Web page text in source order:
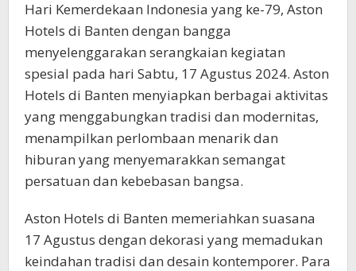
Hari Kemerdekaan Indonesia yang ke-79, Aston
Hotels di Banten dengan bangga
menyelenggarakan serangkaian kegiatan
spesial pada hari Sabtu, 17 Agustus 2024. Aston
Hotels di Banten menyiapkan berbagai aktivitas
yang menggabungkan tradisi dan modernitas,
menampilkan perlombaan menarik dan
hiburan yang menyemarakkan semangat
persatuan dan kebebasan bangsa.
Aston Hotels di Banten memeriahkan suasana
17 Agustus dengan dekorasi yang memadukan
keindahan tradisi dan desain kontemporer. Para